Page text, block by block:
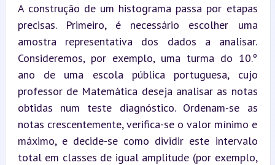
A construção de um histograma passa por etapas
precisas. Primeiro, é necessário escolher uma
amostra representativa dos dados a analisar.
Consideremos, por exemplo, uma turma do 10.º
ano de uma escola pública portuguesa, cujo
professor de Matemática deseja analisar as notas
obtidas num teste diagnóstico. Ordenam-se as
notas crescentemente, verifica-se o valor mínimo e
máximo, e decide-se como dividir este intervalo
total em classes de igual amplitude (por exemplo,